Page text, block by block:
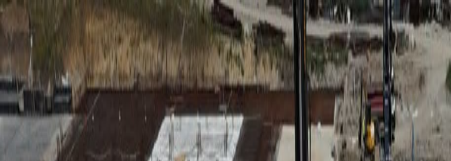
RADIO SOMEȘ
Categorii
EmisiuniPodcastIstoric melodii